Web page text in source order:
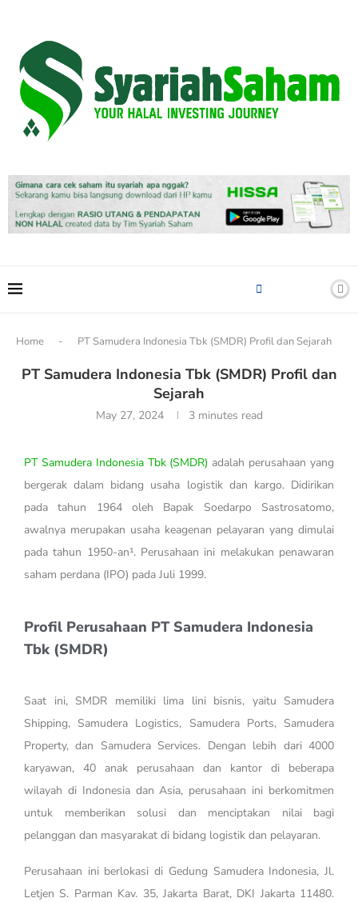
Home - PT Samudera Indonesia Tbk (SMDR) Profil dan Sejarah
PT Samudera Indonesia Tbk (SMDR) Profil dan
Sejarah
May 27, 2024 3 minutes read
PT Samudera Indonesia Tbk (SMDR) adalah perusahaan yang
bergerak dalam bidang usaha logistik dan kargo. Didirikan
pada tahun 1964 oleh Bapak Soedarpo Sastrosatomo,
awalnya merupakan usaha keagenan pelayaran yang dimulai
pada tahun 1950-an¹. Perusahaan ini melakukan penawaran
saham perdana (IPO) pada Juli 1999.
Profil Perusahaan PT Samudera Indonesia
Tbk (SMDR)
Saat ini, SMDR memiliki lima lini bisnis, yaitu Samudera
Shipping, Samudera Logistics, Samudera Ports, Samudera
Property, dan Samudera Services. Dengan lebih dari 4000
karyawan, 40 anak perusahaan dan kantor di beberapa
wilayah di Indonesia dan Asia, perusahaan ini berkomitmen
untuk memberikan solusi dan menciptakan nilai bagi
pelanggan dan masyarakat di bidang logistik dan pelayaran.
Perusahaan ini berlokasi di Gedung Samudera Indonesia, Jl.
Letjen S. Parman Kav. 35, Jakarta Barat, DKI Jakarta 11480.